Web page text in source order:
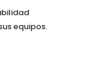
equipos.